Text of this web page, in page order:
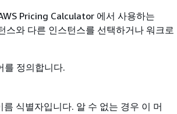
Pricing Calculator 에서 사용하는
스와 다른 인스턴스를 선택하거나 워크로
를 정의합니다.
식별자입니다. 알 수 없는 경우 이 머